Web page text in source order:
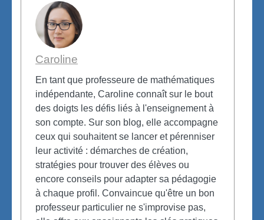
Caroline
En tant que professeure de mathématiques
indépendante, Caroline connaît sur le bout
des doigts les défis liés à l'enseignement à
son compte. Sur son blog, elle accompagne
ceux qui souhaitent se lancer et pérenniser
leur activité : démarches de création,
stratégies pour trouver des élèves ou
encore conseils pour adapter sa pédagogie
à chaque profil. Convaincue qu'être un bon
professeur particulier ne s'improvise pas,